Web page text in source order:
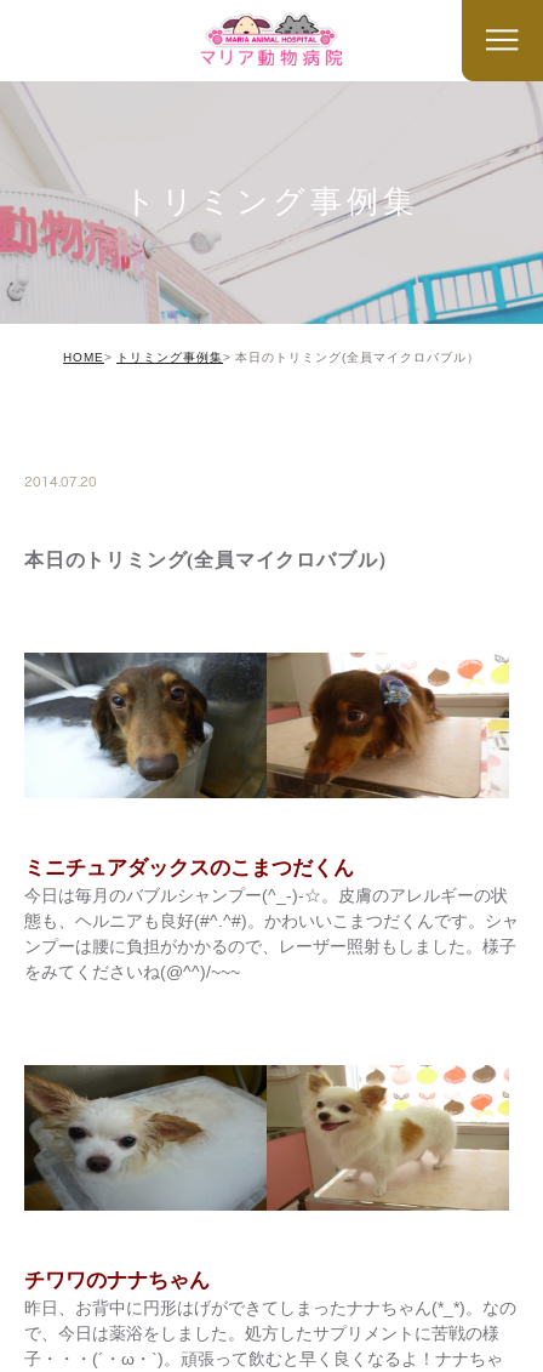
トリミング事例集
HOME トリミング事例集 本日のトリミング(全員マイクロバブル）
2014.07.20
本日のトリミング(全員マイクロバブル）
ミニチュアダックスのこまつだくん
今日は毎月のバブルシャンプー(^_-)-☆。皮膚のアレルギーの状
態も、ヘルニアも良好(#^.^#)。かわいいこまつだくんです。シャ
ンプーは腰に負担がかかるので、レーザー照射もしました。様子
をみてくださいね(@^^)/~~~
チワワのナナちゃん
昨日、お背中に円形はげができてしまったナナちゃん(*_*)。なの
で、今日は薬浴をしました。処方したサプリメントに苦戦の様
子・・・(´・ω・`)。頑張って飲むと早く良くなるよ！ナナちゃ